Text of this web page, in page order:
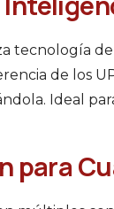
tecnología
de los
Ideal
para